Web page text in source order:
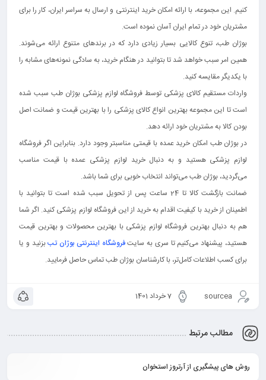
کنیم. این مجموعه، با ارائه امکان خرید اینترنتی و ارسال به سراسر ایران، کار را برای
مشتریان خود در تمام ایران آسان نموده است.
بوژان طب، تنوع کالایی بسیار زیادی دارد که در برندهای متنوع ارائه می‌شوند.
همین امر سبب خواهد شد تا بتوانید در هنگام خرید، به سادگی نمونه‌های مشابه را
با یکدیگر مقایسه کنید.
واردات مستقیم کالای پزشکی توسط فروشگاه لوازم پزشکی بوژان طب سبب شده
است تا این مجموعه بهترین انواع کالای پزشکی را با بهترین قیمت و ضمانت اصل
بودن کالا به مشتریان خود ارائه دهد.
در بوژان طب امکان خرید عمده با قیمتی مناسبتر وجود دارد. بنابراین اگر فروشگاه
لوازم پزشکی هستید و به دنبال خرید لوازم پزشکی عمده با قیمت مناسب
می‌گردید، بوژان طب می‌تواند انتخاب خوبی برای شما باشد.
ضمانت بازگشت کالا تا 24 ساعت پس از تحویل سبب شده است تا بتوانید با
اطمینان از خرید با کیفیت اقدام به خرید از این فروشگاه لوازم پزشکی کنید. اگر شما
هم به دنبال بهترین فروشگاه لوازم پزشکی با بهترین محصولات و بهترین قیمت
هستید، پیشنهاد می‌کنیم تا سری به سایتفروشگاه اینترنتی بوژان تببزنید و یا
برای کسب اطلاعات کامل‌تر، با کارشناسان بوژان طب تماس حاصل فرمایید.
sourcea 7 خرداد 1401
مطالب مرتبط
روش های پیشگیری از آرتروز استخوان